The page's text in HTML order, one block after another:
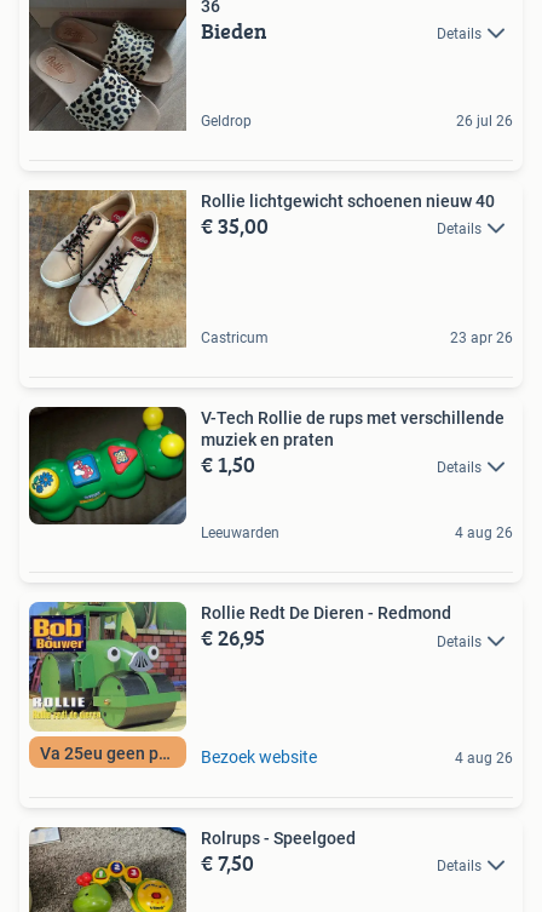
36
Bieden Details
Geldrop 26 jul 26
Rollie lichtgewicht schoenen nieuw 40
€ 35,00 Details
Castricum 23 apr 26
V-Tech Rollie de rups met verschillende
muziek en praten
€ 1,50 Details
Leeuwarden 4 aug 26
Va 25eu geen porto
Rollie Redt De Dieren - Redmond
€ 26,95 Details
Bezoek website 4 aug 26
Rolrups - Speelgoed
€ 7,50 Details